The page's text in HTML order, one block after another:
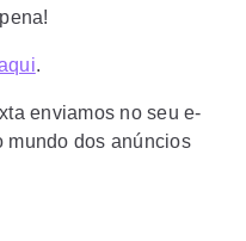
.
enviamos no seu e-
mundo dos anúncios